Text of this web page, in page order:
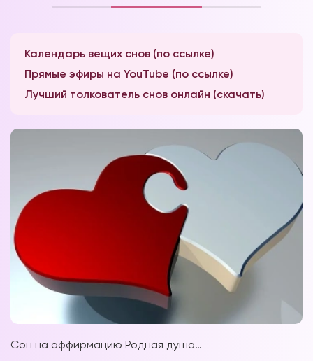
Календарь вещих снов (по ссылке)
Прямые эфиры на YouTube (по ссылке)
Лучший толкователь снов онлайн (скачать)
Сон на аффирмацию Родная душа…